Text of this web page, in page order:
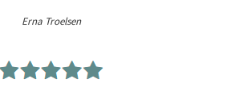
Erna Troelsen